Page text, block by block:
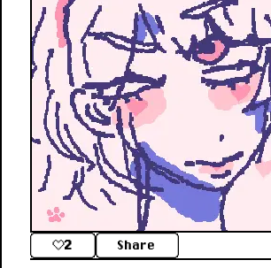
2 Share